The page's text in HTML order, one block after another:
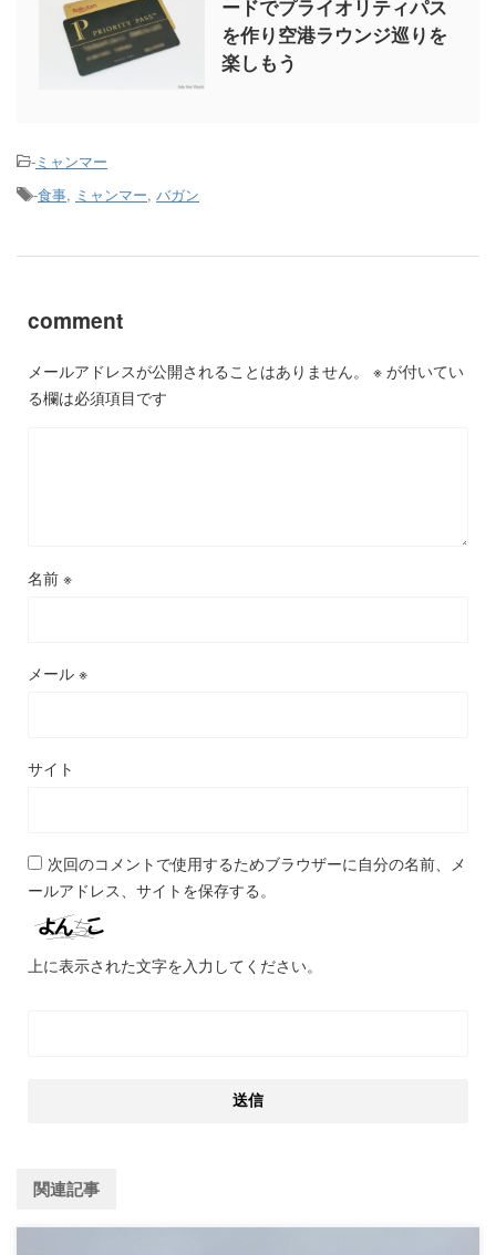
ードでプライオリティパス
を作り空港ラウンジ巡りを
楽しもう
-ミャンマー
-食事, ミャンマー, バガン
comment
メールアドレスが公開されることはありません。 ※ が付いてい
る欄は必須項目です
名前 ※
メール ※
サイト
次回のコメントで使用するためブラウザーに自分の名前、メ
ールアドレス、サイトを保存する。
上に表示された文字を入力してください。
関連記事